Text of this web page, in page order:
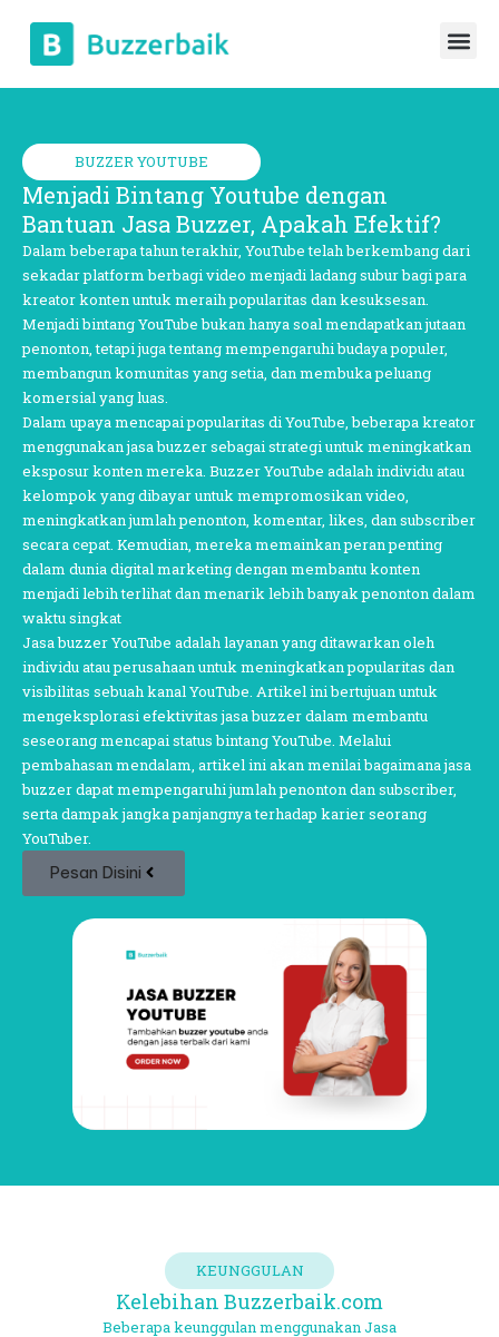
BUZZER YOUTUBE
Menjadi Bintang Youtube dengan
Bantuan Jasa Buzzer, Apakah Efektif?
Dalam beberapa tahun terakhir, YouTube telah berkembang dari
sekadar platform berbagi video menjadi ladang subur bagi para
kreator konten untuk meraih popularitas dan kesuksesan.
Menjadi bintang YouTube bukan hanya soal mendapatkan jutaan
penonton, tetapi juga tentang mempengaruhi budaya populer,
membangun komunitas yang setia, dan membuka peluang
komersial yang luas.
Dalam upaya mencapai popularitas di YouTube, beberapa kreator
menggunakan jasa buzzer sebagai strategi untuk meningkatkan
eksposur konten mereka. Buzzer YouTube adalah individu atau
kelompok yang dibayar untuk mempromosikan video,
meningkatkan jumlah penonton, komentar, likes, dan subscriber
secara cepat. Kemudian, mereka memainkan peran penting
dalam dunia digital marketing dengan membantu konten
menjadi lebih terlihat dan menarik lebih banyak penonton dalam
waktu singkat
Jasa buzzer YouTube adalah layanan yang ditawarkan oleh
individu atau perusahaan untuk meningkatkan popularitas dan
visibilitas sebuah kanal YouTube. Artikel ini bertujuan untuk
mengeksplorasi efektivitas jasa buzzer dalam membantu
seseorang mencapai status bintang YouTube. Melalui
pembahasan mendalam, artikel ini akan menilai bagaimana jasa
buzzer dapat mempengaruhi jumlah penonton dan subscriber,
serta dampak jangka panjangnya terhadap karier seorang
YouTuber.
Pesan Disini
KEUNGGULAN
Kelebihan Buzzerbaik.com
Beberapa keunggulan menggunakan Jasa